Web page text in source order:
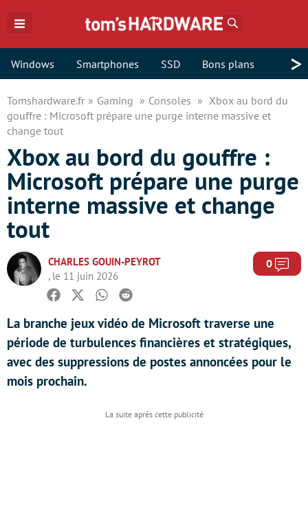
Windows Smartphones SSD Bons plans >
Tomshardware.fr Gaming Consoles
Xbox au bord du
gouffre : Microsoft prépare une purge interne massive et
change tout
Xbox au bord du gouffre :
Microsoft prépare une purge
interne massive et change
tout
CHARLES GOUIN-PEYROT
, le 11 juin 2026
0
Facebook
TwitterWhatsapp
Reddit
La branche jeux vidéo de Microsoft traverse une
période de turbulences financières et stratégiques,
avec des suppressions de postes annoncées pour le
mois prochain.